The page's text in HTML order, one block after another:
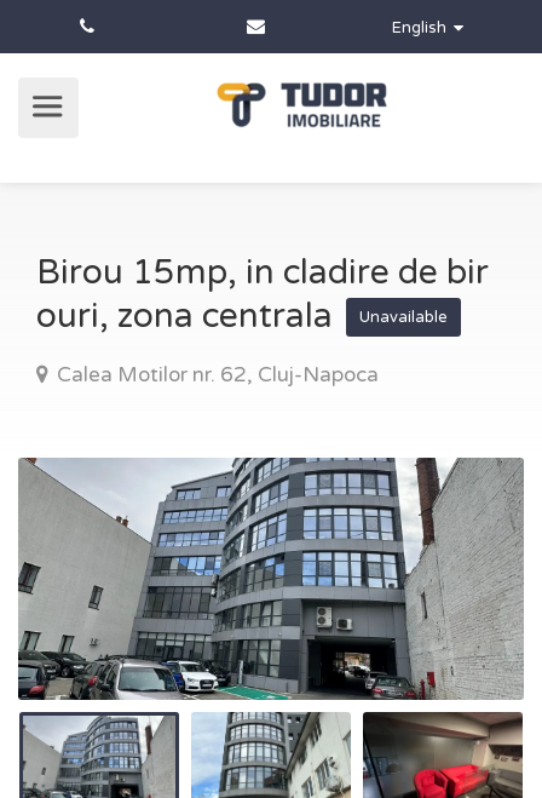
English
Birou 15mp, in cladire de bir
ouri, zona centrala
Unavailable
Calea Motilor nr. 62, Cluj-Napoca